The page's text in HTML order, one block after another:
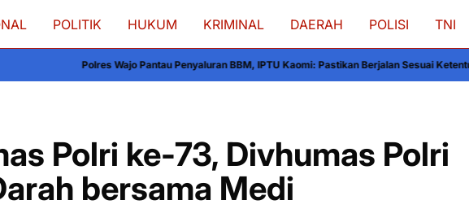
POLITIK HUKUM KRIMINAL DAERAH POLISI TNI
Pantau Penyaluran BBM, IPTU Kaomi: Pastikan Berjalan Sesuai KetentuanKebakaran 3 Unit
Polri ke-73, Divhumas Polri
bersama Medi